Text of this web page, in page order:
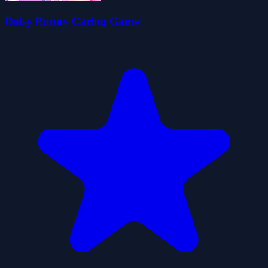
Daisy Bunny Caring Game